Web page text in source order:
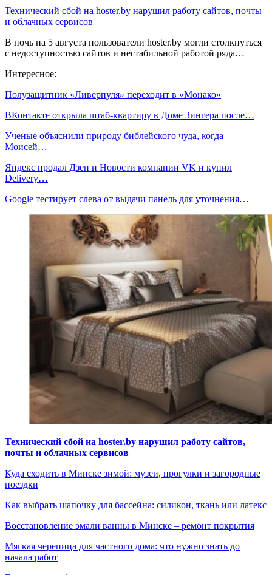
Технический сбой на hoster.by нарушил работу сайтов, почты
и облачных сервисов
В ночь на 5 августа пользователи hoster.by могли столкнуться
с недоступностью сайтов и нестабильной работой ряда…
Интересное:
Полузащитник «Ливерпуля» переходит в «Монако»
ВКонтакте открыла штаб-квартиру в Доме Зингера после…
Ученые объяснили природу библейского чуда, когда
Моисей…
Яндекс продал Дзен и Новости компании VK и купил
Delivery…
Google тестирует слева от выдачи панель для уточнения…
Технический сбой на hoster.by нарушил работу сайтов,
почты и облачных сервисов
Куда сходить в Минске зимой: музеи, прогулки и загородные
поездки
Как выбрать шапочку для бассейна: силикон, ткань или латекс
Восстановление эмали ванны в Минске – ремонт покрытия
Мягкая черепица для частного дома: что нужно знать до
начала работ